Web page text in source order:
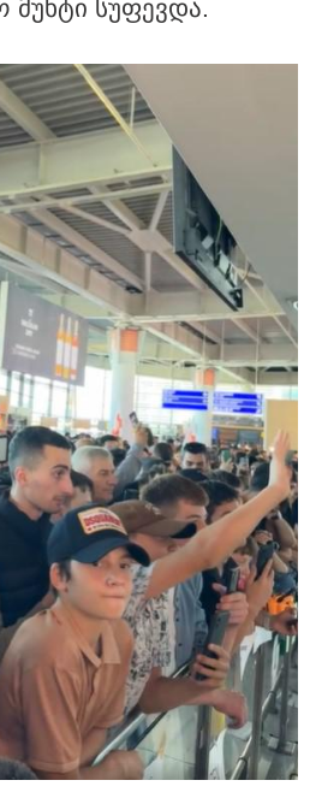
სასკოლო ფორმების ჩინეთიდან
საქართველოში მოწოდება სამ
ეტაპად მოხდება - დეტალები
ნია იმნაძესა და
როგორ ჩაიდინა
- გიგა ავალიანის საქმის
და მამის დიალოგის
ასაჯაროებს
მუხ­ტი სუ­ფევ­და.